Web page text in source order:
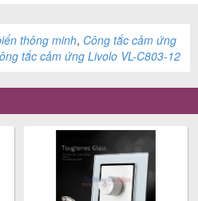
thông minh, Công tắc cảm ứng
tắc cảm ứng Livolo VL-C803-12